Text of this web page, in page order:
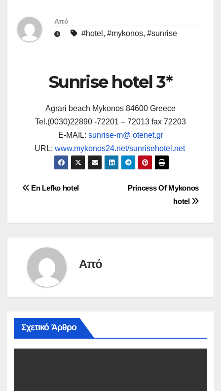
Από
#hotel , #mykonos, #sunrise
Sunrise hotel 3*
Agrari beach Mykonos 84600 Greece
Tel.(0030)22890 -72201 – 72013 fax 72203
E-MAIL: sunrise-m@ otenet.gr
URL: www.mykonos24.net/sunrisehotel.net
Πλοήγηση
Princess Of Mykonos
hotel
En Lefko hotel
Από
Σχετικό Άρθρο